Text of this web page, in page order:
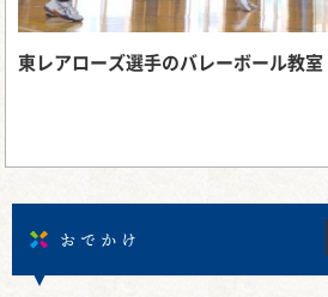
東レアローズ選手のバレーボール教室
おでかけ